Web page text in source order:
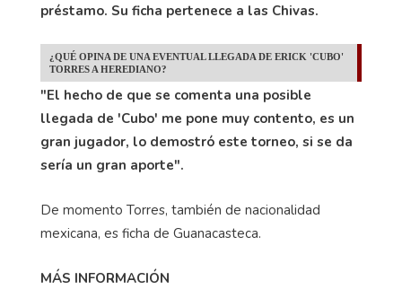
préstamo. Su ficha pertenece a las Chivas.
¿QUÉ OPINA DE UNA EVENTUAL LLEGADA DE ERICK 'CUBO'
TORRES A HEREDIANO?
"El hecho de que se comenta una posible
llegada de 'Cubo' me pone muy contento, es un
gran jugador, lo demostró este torneo, si se da
sería un gran aporte".
De momento Torres, también de nacionalidad
mexicana, es ficha de Guanacasteca.
MÁS INFORMACIÓN